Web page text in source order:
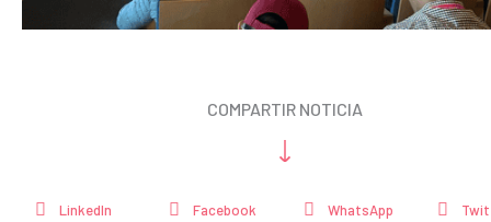
COMPARTIR NOTICIA
LinkedIn Facebook WhatsApp